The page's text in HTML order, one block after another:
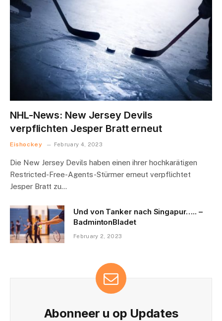
NHL-News: New Jersey Devils
verpflichten Jesper Bratt erneut
Eishockey February 4, 2023
Die New Jersey Devils haben einen ihrer hochkarätigen
Restricted-Free-Agents-Stürmer erneut verpflichtet
Jesper Bratt zu…
Und von Tanker nach Singapur….. –
BadmintonBladet
February 2, 2023
Abonneer u op Updates